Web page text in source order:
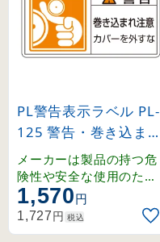
PL警告表示ラベル PL-
125 警告・巻き込まれ
注意・カバーを外すな
大 (201125)
メーカーは製品の持つ危
険性や安全な使用のため
の指示に関わる正しい警
告を、ユーザーに提供す
る義務があり、その内容
1,570円
1,727円 税込